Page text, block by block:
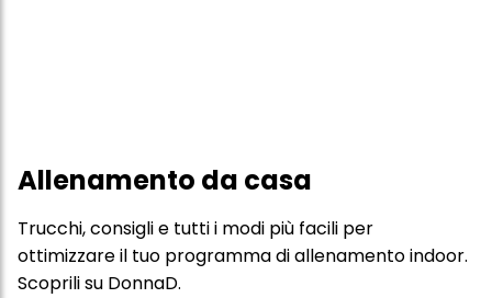
Allenamento da casa
Trucchi, consigli e tutti i modi più facili per
ottimizzare il tuo programma di allenamento indoor.
Scoprili su DonnaD.